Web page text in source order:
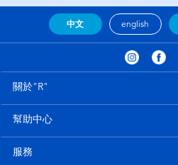
中文 english
關於"R"
幫助中心
服務